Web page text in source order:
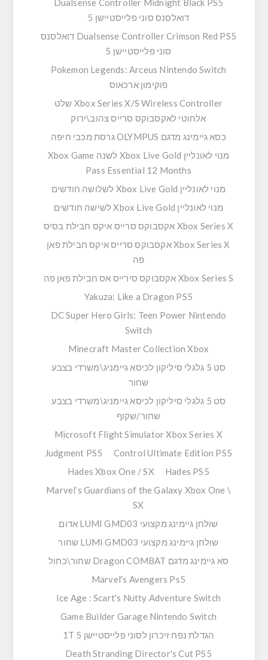
Dualsense Controller Midnight Black PS5
דואלסנס סוני פלייסטיישן 5
Dualsense Controller Crimson Red PS5 דואלסנס
סוני פלייסטיישן 5
Pokemon Legends: Arceus Nintendo Switch
פוקימון ארכאוס
Xbox Series X/S Wireless Controller שלט
אלחוטי לאקסבוקס סרייס צהוב\ירוק
כסא גיימינג מדגם OLYMPUS גרסת מכבי חיפה
מנוי לאונליין Xbox Live Gold לשנה Xbox Game
Pass Essential 12 Months
מנוי לאונליין Xbox Live Gold לשלושה חודשים
מנוי לאונליין Xbox Live Gold לשישה חודשים
Xbox Series X אקסבוקס סרייס איקס חבילת בסיס
Xbox Series X אקסבוקס סרייס איקס חבילת פאן
פה
Xbox Series S אקסבוקס סירייס אס חבילת פאן פה
Yakuza: Like a Dragon PS5
DC Super Hero Girls: Teen Power Nintendo
Switch
Minecraft Master Collection Xbox
סט 5 גלגלי סיליקון לכיסא גיימניג\משרדי בצבע
שחור
סט 5 גלגלי סיליקון לכיסא גיימניג\משרדי בצבע
שחור/שקוף
Microsoft Flight Simulator Xbox Series X
Control Ultimate Edition PS5
Judgment PS5
Hades PS5
Hades Xbox One / SX
Marvel’s Guardians of the Galaxy Xbox One \
SX
שולחן גיימינג מקצועי LUMI GMD03 אדום
שולחן גיימינג מקצועי LUMI GMD03 שחור
סא גיימינג מדגם Dragon COMBAT שחור\כחול
Marvel's Avengers Ps5
Ice Age : Scart's Nutty Adventure Switch
Game Builder Garage Nintendo Switch
הגדלת נפח זיכרון לסוני פלייסטיישן 5 1T
Death Stranding Director's Cut PS5